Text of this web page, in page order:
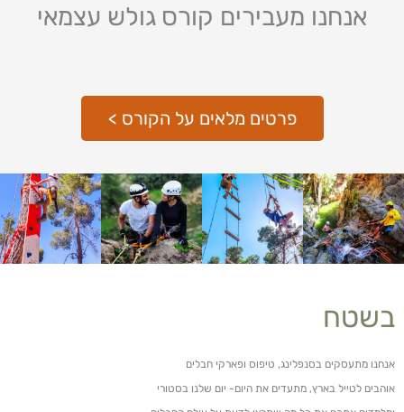
אנחנו מעבירים קורס גולש עצמאי
פרטים מלאים על הקורס >
בשטח
אנחנו מתעסקים בסנפלינג, טיפוס ופארקי חבלים
אוהבים לטייל בארץ, מתעדים את היום- יום שלנו בסטורי